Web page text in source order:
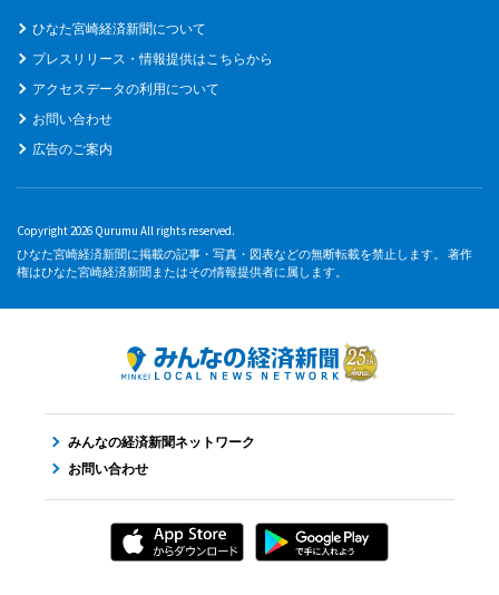
ひなた宮崎経済新聞について
プレスリリース・情報提供はこちらから
アクセスデータの利用について
お問い合わせ
広告のご案内
Copyright 2026 Qurumu All rights reserved.
ひなた宮崎経済新聞に掲載の記事・写真・図表などの無断転載を禁止します。 著作
権はひなた宮崎経済新聞またはその情報提供者に属します。
みんなの経済新聞ネットワーク
お問い合わせ